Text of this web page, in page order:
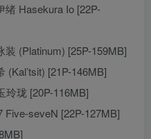
绪 Hasekura Io [22P-
(Platinum) [25P-159MB]
(Kal’tsit) [21P-146MB]
玲珑 [20P-116MB]
Five-seveN [22P-127MB]